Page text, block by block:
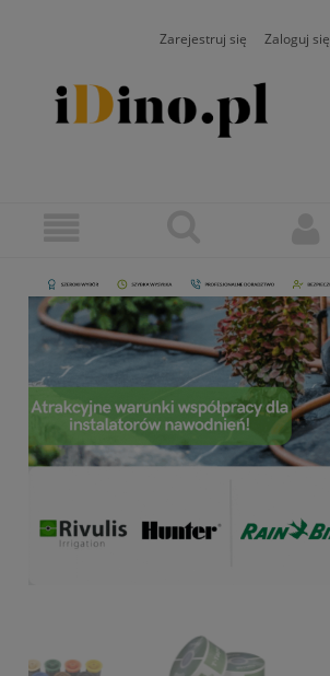
Zarejestruj się Zaloguj się